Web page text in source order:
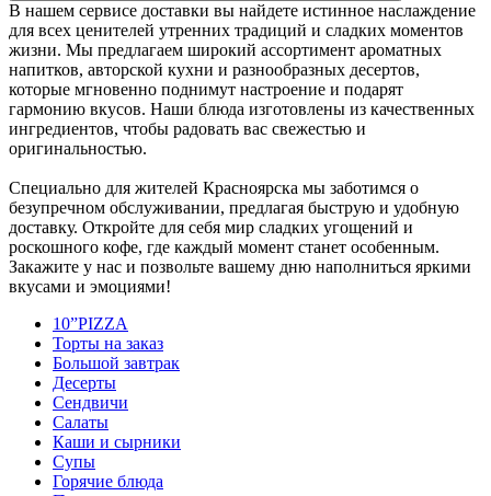
В нашем сервисе доставки вы найдете истинное наслаждение
для всех ценителей утренних традиций и сладких моментов
жизни. Мы предлагаем широкий ассортимент ароматных
напитков, авторской кухни и разнообразных десертов,
которые мгновенно поднимут настроение и подарят
гармонию вкусов. Наши блюда изготовлены из качественных
ингредиентов, чтобы радовать вас свежестью и
оригинальностью.
Специально для жителей Красноярска мы заботимся о
безупречном обслуживании, предлагая быструю и удобную
доставку. Откройте для себя мир сладких угощений и
роскошного кофе, где каждый момент станет особенным.
Закажите у нас и позвольте вашему дню наполниться яркими
вкусами и эмоциями!
10”PIZZA
Торты на заказ
Большой завтрак
Десерты
Сендвичи
Салаты
Каши и сырники
Супы
Горячие блюда